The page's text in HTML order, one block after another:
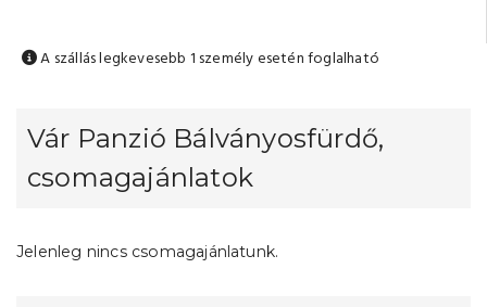
A szállás legkevesebb 1 személy esetén foglalható
Vár Panzió Bálványosfürdő,
csomagajánlatok
Jelenleg nincs csomagajánlatunk.